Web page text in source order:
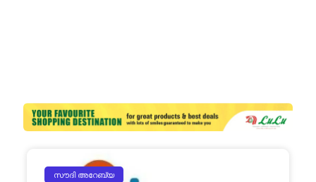
സൗദി അറേബ്യ